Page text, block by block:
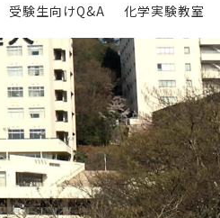
受験生向けQ&A 化学実験教室